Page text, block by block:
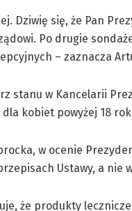
Dziwię się, że Pan
Po drugie
– zaznacza
stanu w Kancelarii
kobiet powyżej 18
w ocenie
Ustawy, a
że produkty